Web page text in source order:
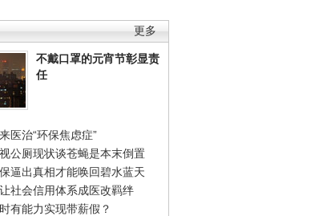
更多
不戴口罩的元宵节彰显责
任
医治“环保焦虑症”
公厕现状谈苍蝇是本末倒置
逼出真相才能唤回碧水蓝天
社会信用体系成医改羁绊
有能力实现带薪假？